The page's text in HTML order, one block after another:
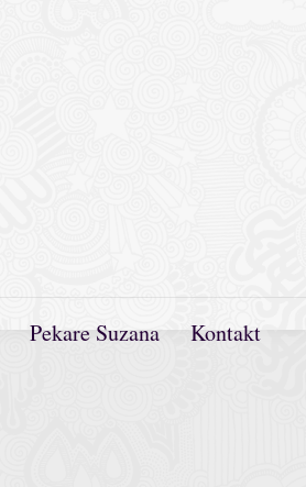
Pekare Suzana Kontakt